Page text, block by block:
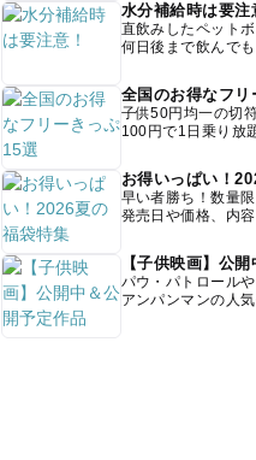
水分補給時は要注
直飲みしたペットボ
何日後まで飲んで
全国のお得なフリ
子供50円均一の切
100円で1日乗り放
お得いっぱい！
早い者勝ち！数量
発売日や価格、内
【子供映画】公
パウ・パトロールや
アンパンマンの人